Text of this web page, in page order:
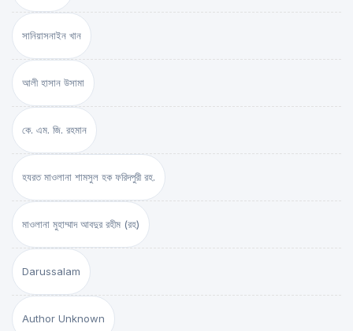
সানিয়াসনাইন খান
আলী হাসান উসামা
কে. এম. জি. রহমান
হযরত মাওলানা শামসুল হক ফরিদপুরী রহ.
মাওলানা মুহাম্মাদ আবদুর রহীম (রহ)
Darussalam
Author Unknown